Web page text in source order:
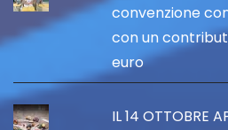
convenzione
con un
euro
IL 14 OTTOBRE